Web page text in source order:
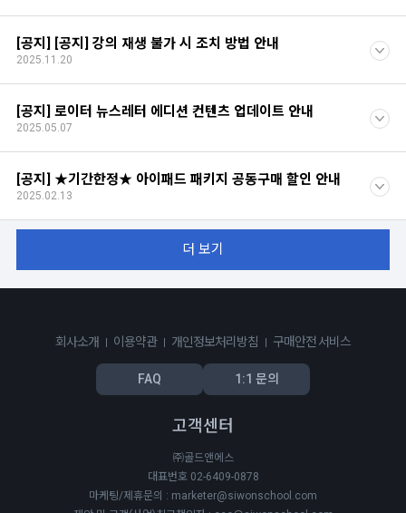
[공지] [공지] 강의 재생 불가 시 조치 방법 안내
2025.11.20
[공지] 로이터 뉴스레터 에디션 컨텐츠 업데이트 안내
2025.05.07
[공지] ★기간한정★ 아이패드 패키지 공동구매 할인 안내
2025.02.13
더 보기
회사소개 이용약관 개인정보처리방침 구매안전 서비스
FAQ 1:1 문의
고객센터
㈜골드앤에스
대표번호 02-6409-0878
마케팅/제휴문의 : marketer@siwonschool.com